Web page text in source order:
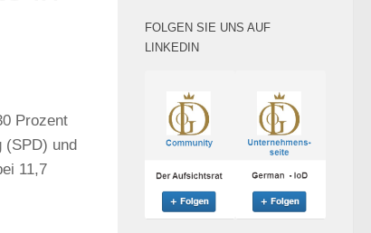
Prozent
(SPD) und
11,7
FOLGEN SIE UNS AUF
LINKEDIN